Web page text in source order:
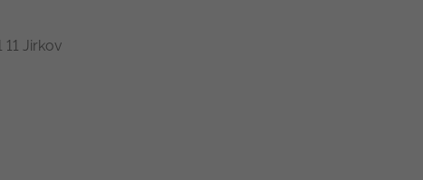
11 Jirkov